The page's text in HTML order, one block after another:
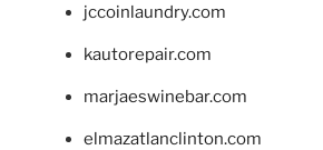
jccoinlaundry.com
kautorepair.com
marjaeswinebar.com
elmazatlanclinton.com